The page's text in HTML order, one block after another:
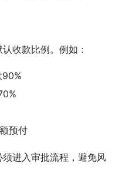
收款比例。例如：
90%
预付
进入审批流程，避免风